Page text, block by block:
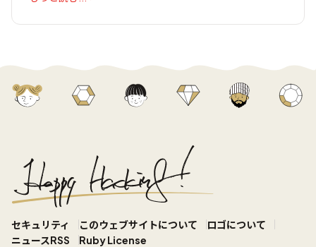
セキュリティ このウェブサイトについて
ロゴについて
ニュースRSS
Ruby License